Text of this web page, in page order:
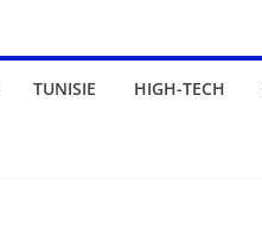
TUNISIE HIGH-TECH